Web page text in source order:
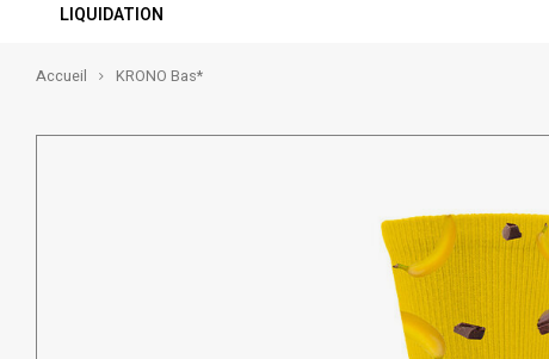
LIQUIDATION
Accueil KRONO Bas*